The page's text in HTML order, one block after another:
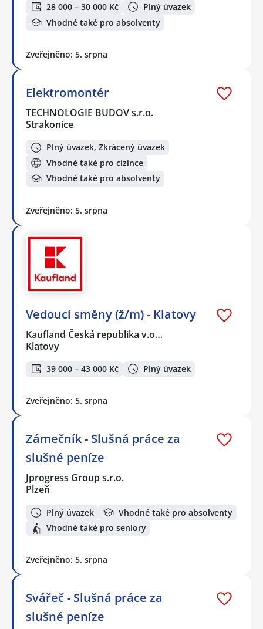
28 000 – 30 000 Kč
Plný úvazek
Vhodné také pro absolventy
Zveřejněno: 5. srpna
Elektromontér
TECHNOLOGIE BUDOV s.r.o.
Strakonice
Plný úvazek, Zkrácený úvazek
Vhodné také pro cizince
Vhodné také pro absolventy
Zveřejněno: 5. srpna
Vedoucí směny (ž/m) - Klatovy
Kaufland Česká republika v.o…
Klatovy
39 000 – 43 000 Kč Plný úvazek
Zveřejněno: 5. srpna
Zámečník - Slušná práce za
slušné peníze
Jprogress Group s.r.o.
Plzeň
Plný úvazek
Vhodné také pro absolventy
Vhodné také pro seniory
Zveřejněno: 5. srpna
Svářeč - Slušná práce za
slušné peníze